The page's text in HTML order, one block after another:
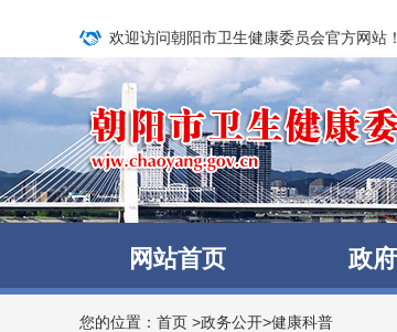
欢迎访问朝阳市卫生健康委员会官方网站！
网站首页 政
您的位置： 首页 >政务公开>健康科普